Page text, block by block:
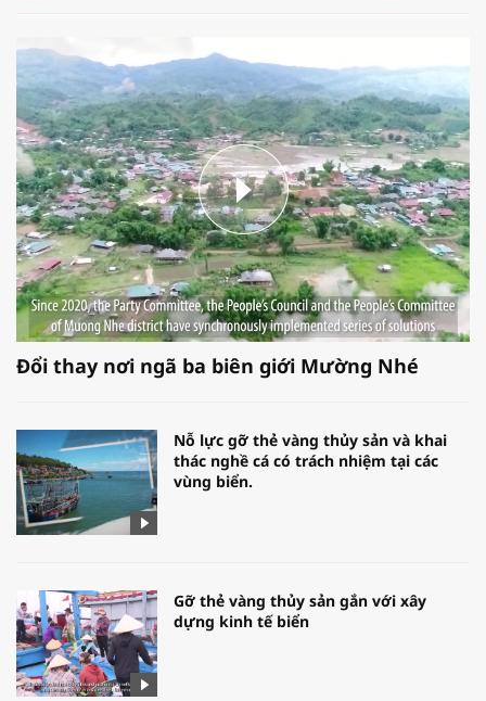
Đổi thay nơi ngã ba biên giới Mường Nhé
Nỗ lực gỡ thẻ vàng thủy sản và khai
thác nghề cá có trách nhiệm tại các
vùng biển.
Gỡ thẻ vàng thủy sản gắn với xây
dựng kinh tế biển